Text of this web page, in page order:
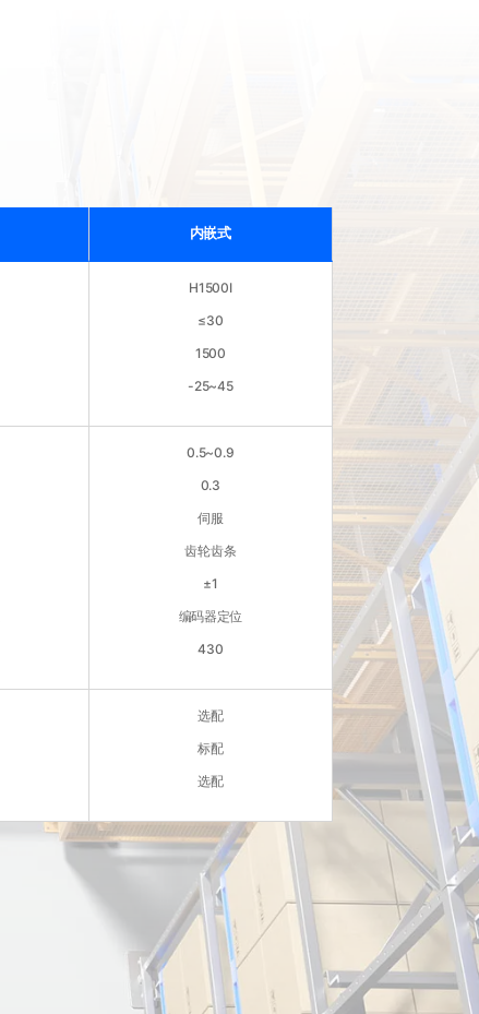
内嵌式
H1500I
≤30
1500
-25~45
0.5~0.9
0.3
伺服
齿轮齿条
±1
编码器定位
430
选配
标配
选配